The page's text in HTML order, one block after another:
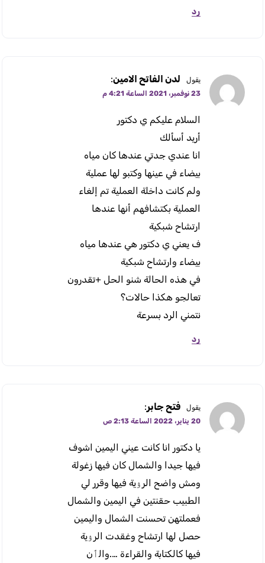
رد
يقول لدن الفاتح الامين:
23 نوفمبر، 2021 الساعة 4:21 م
السلام عليكم ي دكتور
أريد أسألك
انا عندي جدتي عندها كان مياه
بيضاء في عينها وكتبو لها عملية
ولم كانت داخلة العملية تم إلغاء
العملية بكتشافهم أنها عندها
ارتشاح شبكية
ف يعني ي دكتور هي عندها مياه
بيضاء وارتشاح شبكية
في هذه الحالة شنو الحل +تقدرون
تعالجو هكذا حالات؟
نتمني الرد بسرعة
رد
يقول فتح جابر:
20 يناير، 2022 الساعة 2:13 ص
يا دكتور انا كانت عيني اليمين اشوف
فيها جيدا والشمال كان فيها زغولة
ومش واضح الرﯢية فيها وقرر لي
الطبيب حقنتين في اليمين والشمال
فعملتهن تحسنت الشمال واليمين
حصل لها ارتشاح وغقدت الرﯢية
فيها كالكتابة والقراءة ….والٲن